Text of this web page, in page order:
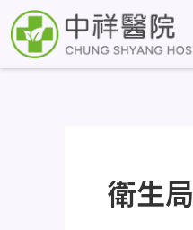
至
衛生局